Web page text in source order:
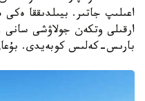
اعىلىپ جاتىر. بيىلدىققا
بارىس-كەلىس كوبەيدى.